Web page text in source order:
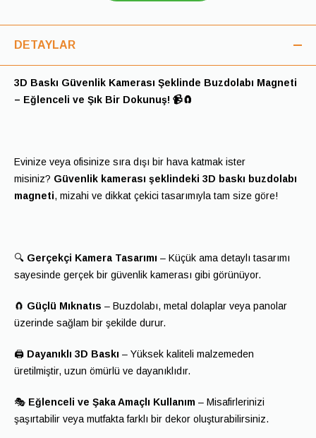
DETAYLAR
3D Baskı Güvenlik Kamerası Şeklinde Buzdolabı Magneti
– Eğlenceli ve Şık Bir Dokunuş! 📹🧲
Evinize veya ofisinize sıra dışı bir hava katmak ister
misiniz? Güvenlik kamerası şeklindeki 3D baskı buzdolabı
magneti, mizahi ve dikkat çekici tasarımıyla tam size göre!
🔍 Gerçekçi Kamera Tasarımı – Küçük ama detaylı tasarımı
sayesinde gerçek bir güvenlik kamerası gibi görünüyor.
🧲 Güçlü Mıknatıs – Buzdolabı, metal dolaplar veya panolar
üzerinde sağlam bir şekilde durur.
🖨️ Dayanıklı 3D Baskı – Yüksek kaliteli malzemeden
üretilmiştir, uzun ömürlü ve dayanıklıdır.
🎭 Eğlenceli ve Şaka Amaçlı Kullanım – Misafirlerinizi
şaşırtabilir veya mutfakta farklı bir dekor oluşturabilirsiniz.